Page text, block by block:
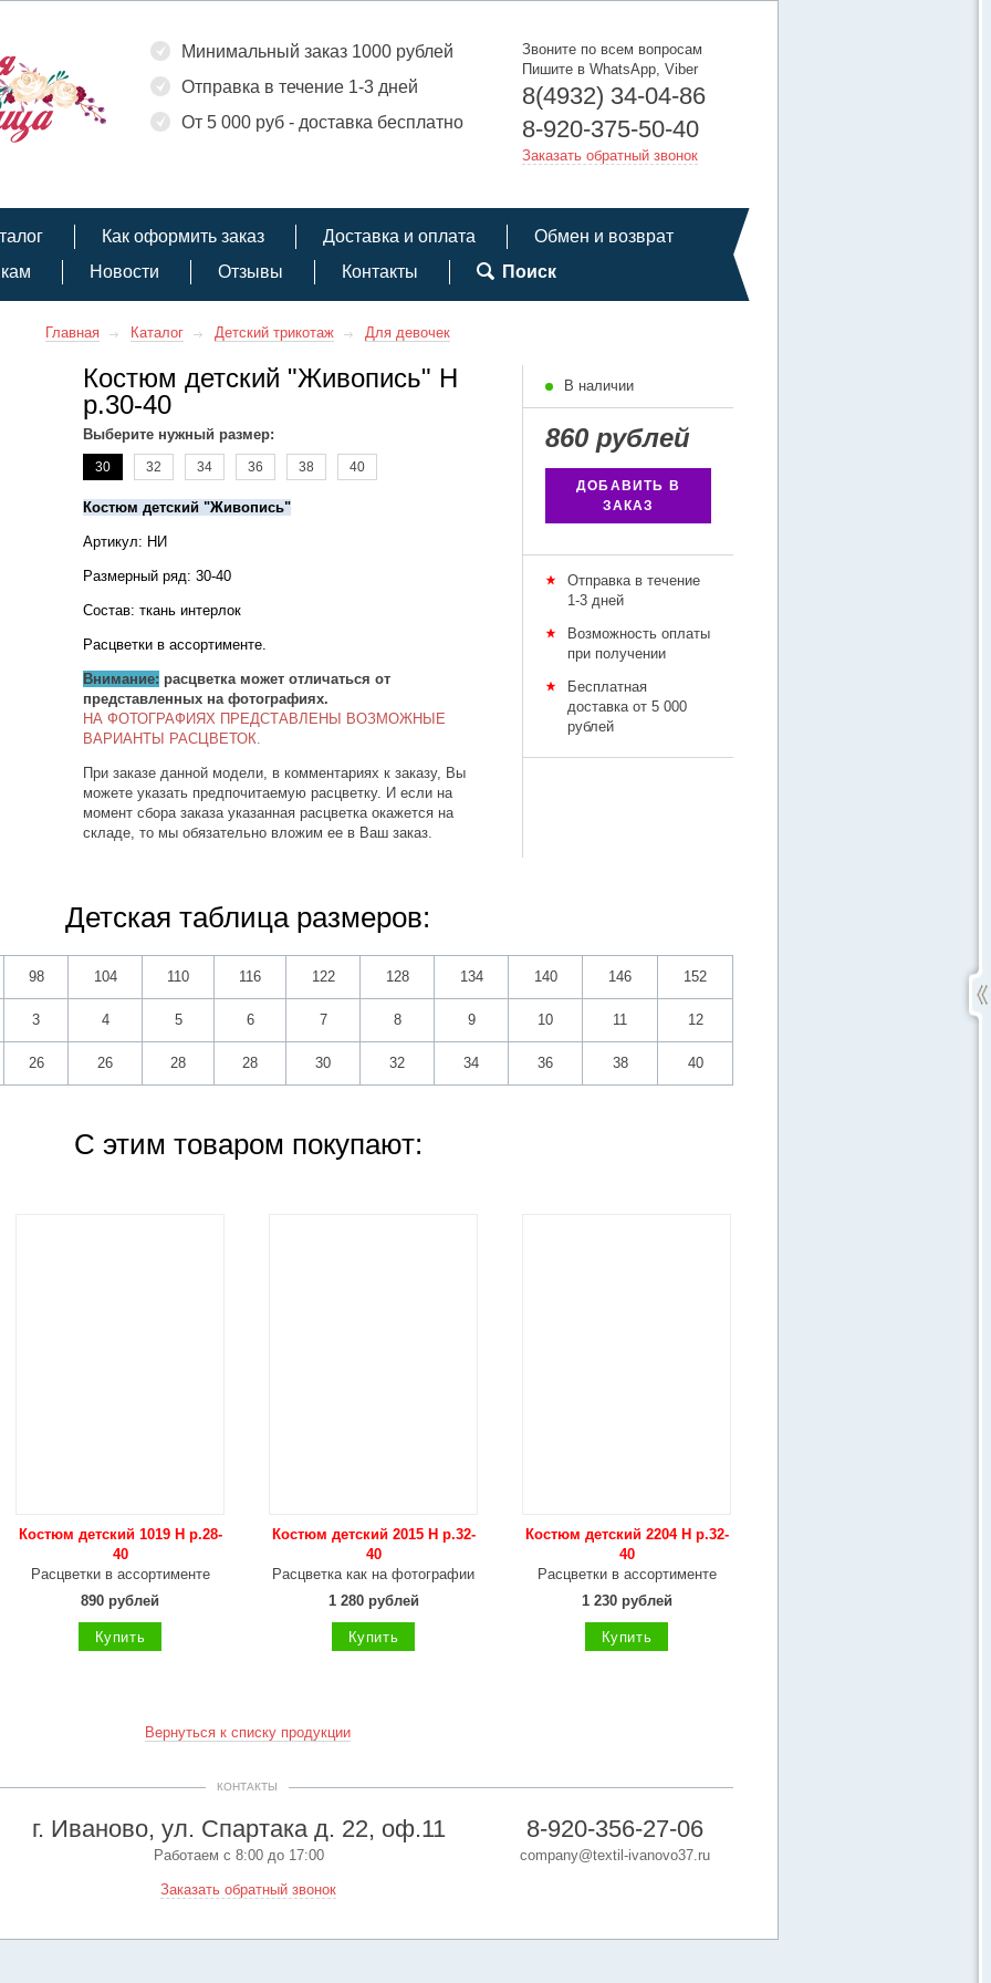
Минимальный заказ 1000 рублей
Отправка в течение 1-3 дней
От 5 000 руб - доставка бесплатно
Звоните по всем вопросам
Пишите в WhatsApp, Viber
8(4932) 34-04-86
8-920-375-50-40
Заказать обратный звонок
Как оформить заказ Доставка и оплата
Обмен и возврат
Новости Отзывы Контакты Поиск
Главная Каталог Детский трикотаж Для девочек
Костюм детский "Живопись" Н
р.30-40
Выберите нужный размер:
30 32 34 36 38 40
Костюм детский "Живопись"
Артикул: НИ
Размерный ряд: 30-40
Состав: ткань интерлок
Расцветки в ассортименте.
Внимание: расцветка может отличаться от
представленных на фотографиях.
НА ФОТОГРАФИЯХ ПРЕДСТАВЛЕНЫ ВОЗМОЖНЫЕ
ВАРИАНТЫ РАСЦВЕТОК.
При заказе данной модели, в комментариях к заказу, Вы
можете указать предпочитаемую расцветку. И если на
момент сбора заказа указанная расцветка окажется на
складе, то мы обязательно вложим ее в Ваш заказ.
В наличии
860 рублей
ДОБАВИТЬ В
ЗАКАЗ
Отправка в течение
1-3 дней
Возможность оплаты
при получении
Бесплатная
доставка от 5 000
рублей
Детская таблица размеров:
98 104 110 116 122 128 134 140 146 152
3 4 5 6 7 8 9 10 11 12
26 26 28 28 30 32 34 36 38 40
С этим товаром покупают:
Костюм детский 1019 Н р.28-
40
Расцветки в ассортименте
890 рублей
Купить
Костюм детский 2015 Н р.32-
40
Расцветка как на фотографии
1 280 рублей
Купить
Костюм детский 2204 Н р.32-
40
Расцветки в ассортименте
1 230 рублей
Купить
Вернуться к списку продукции
КОНТАКТЫ
г. Иваново, ул. Спартака д. 22, оф.11
Работаем с 8:00 до 17:00
8-920-356-27-06
company@textil-ivanovo37.ru
Заказать обратный звонок